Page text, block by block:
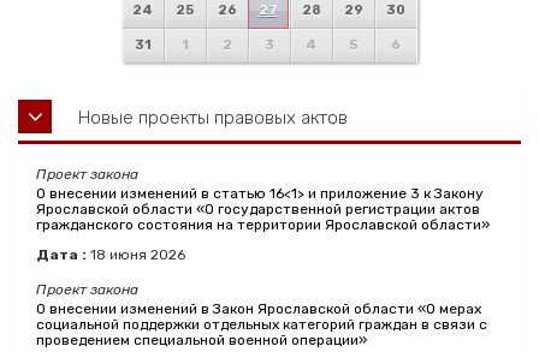
24 25 26 27 28 29 30
31 1 2 3 4 5 6
Новые проекты правовых актов
Проект закона
О внесении изменений в статью 16<1> и приложение 3 к Закону
Ярославской области «О государственной регистрации актов
гражданского состояния на территории Ярославской области»
Дата : 18 июня 2026
Проект закона
О внесении изменений в Закон Ярославской области «О мерах
социальной поддержки отдельных категорий граждан в связи с
проведением специальной военной операции»